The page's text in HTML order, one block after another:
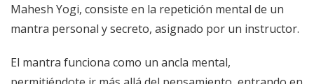
Mahesh Yogi, consiste en la repetición mental de un
mantra personal y secreto, asignado por un instructor.
El mantra funciona como un ancla mental,